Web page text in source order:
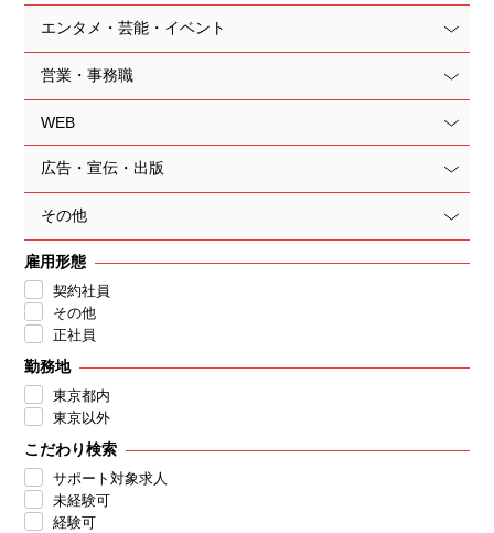
エンタメ・芸能・イベント
営業・事務職
WEB
広告・宣伝・出版
その他
雇用形態
契約社員
その他
正社員
勤務地
東京都内
東京以外
こだわり検索
サポート対象求人
未経験可
経験可